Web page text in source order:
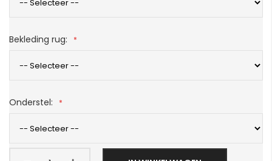
Bekleding rug:
Onderstel: